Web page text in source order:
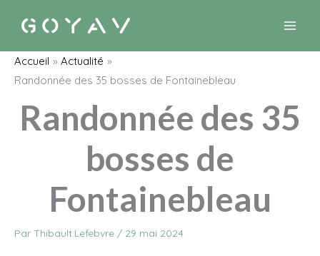
Accueil
Actualité
Randonnée des 35 bosses de Fontainebleau
Randonnée des 35
bosses de
Fontainebleau
Par Thibault.Lefebvre / 29 mai 2024